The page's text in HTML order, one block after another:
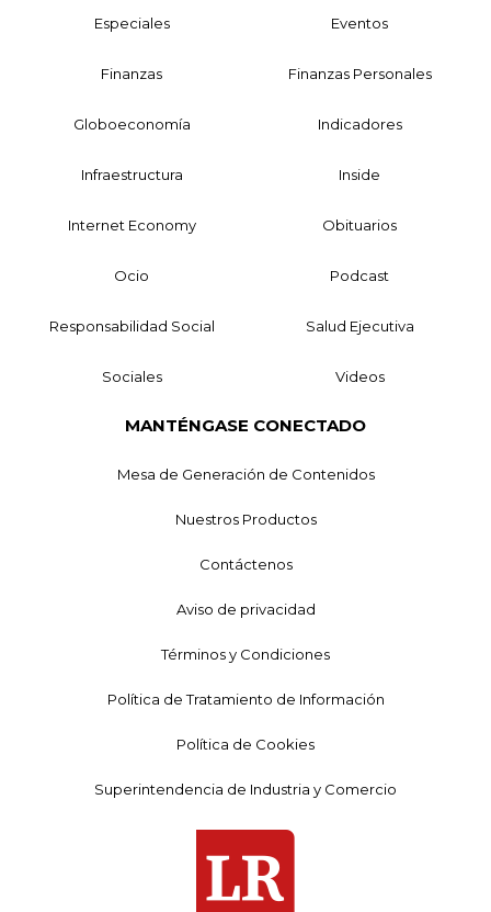
Especiales Eventos
Finanzas Finanzas Personales
Globoeconomía Indicadores
Infraestructura Inside
Internet Economy Obituarios
Ocio Podcast
Responsabilidad Social Salud Ejecutiva
Sociales Videos
MANTÉNGASE CONECTADO
Mesa de Generación de Contenidos
Nuestros Productos
Contáctenos
Aviso de privacidad
Términos y Condiciones
Política de Tratamiento de Información
Política de Cookies
Superintendencia de Industria y Comercio